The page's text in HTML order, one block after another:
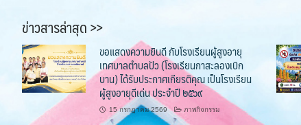
ข่าวสารล่าสุด >>
ขอแสดงความยินดี กับโรงเรียนผู้สูงอายุ
เทศบาลตำบลปัว (โรงเรียนกาสะลองเบิก
บาน) ได้รับประกาศเกียรติคุณ เป็นโรงเรียน
ผู้สูงอายุดีเด่น ประจำปี ๒๕๖๙
15 กรกฎาคม 2569 ภาพกิจกรรม